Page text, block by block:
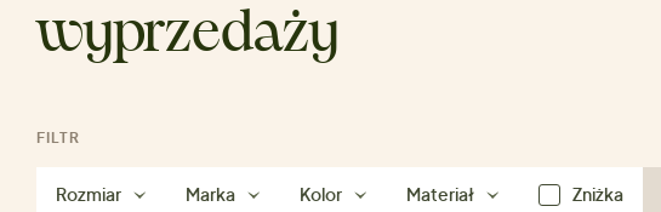
wyprzedaży
FILTR
Rozmiar Marka Kolor Materiał Zniżka